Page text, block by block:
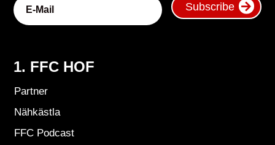
Subscribe
1. FFC HOF
Partner
Nähkästla
FFC Podcast